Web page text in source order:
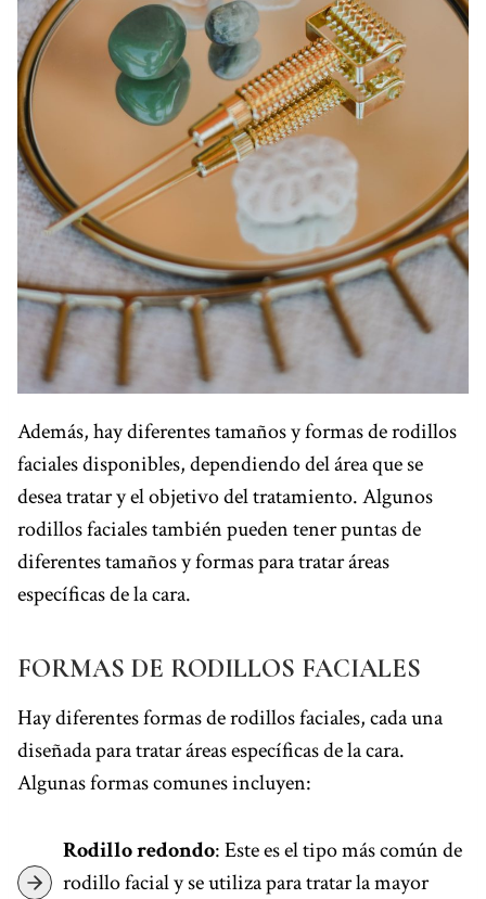
Además, hay diferentes tamaños y formas de rodillos
faciales disponibles, dependiendo del área que se
desea tratar y el objetivo del tratamiento. Algunos
rodillos faciales también pueden tener puntas de
diferentes tamaños y formas para tratar áreas
específicas de la cara.
FORMAS DE RODILLOS FACIALES
Hay diferentes formas de rodillos faciales, cada una
diseñada para tratar áreas específicas de la cara.
Algunas formas comunes incluyen:
Rodillo redondo: Este es el tipo más común de
rodillo facial y se utiliza para tratar la mayor